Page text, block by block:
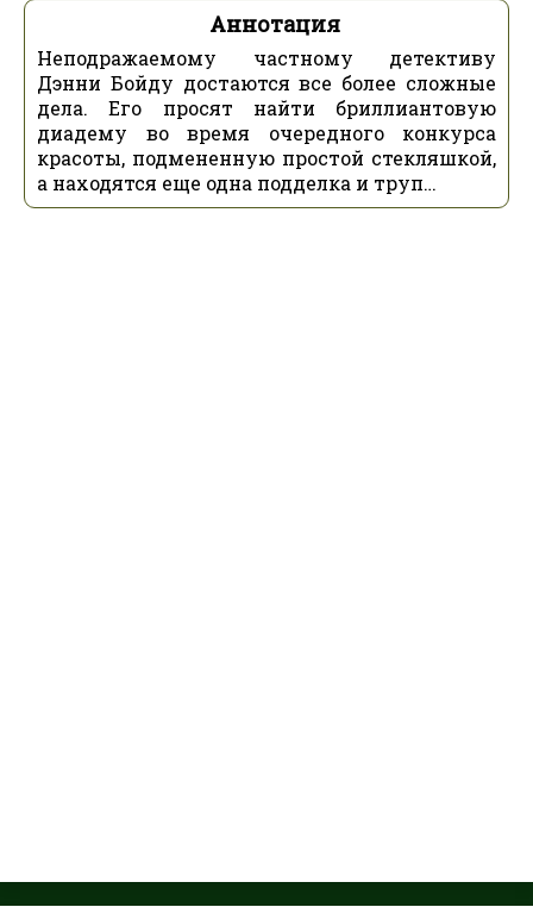
Аннотация
Неподражаемому частному детективу
Дэнни Бойду достаются все более сложные
дела. Его просят найти бриллиантовую
диадему во время очередного конкурса
красоты, подмененную простой стекляшкой,
а находятся еще одна подделка и труп…